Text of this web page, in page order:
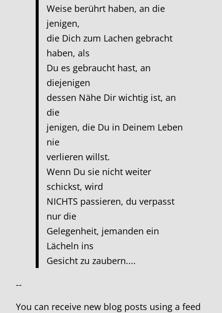
Weise berührt haben, an die
jenigen,
die Dich zum Lachen gebracht
haben, als
Du es gebraucht hast, an
diejenigen
dessen Nähe Dir wichtig ist, an
die
jenigen, die Du in Deinem Leben
nie
verlieren willst.
Wenn Du sie nicht weiter
schickst, wird
NICHTS passieren, du verpasst
nur die
Gelegenheit, jemanden ein
Lächeln ins
Gesicht zu zaubern....
--
You can receive new blog posts using a feed